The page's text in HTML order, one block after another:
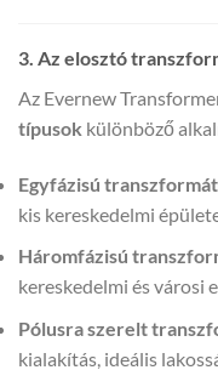
3. Az elosztó
Az Evernew
típusok különböző
Egyfázisú
kis kereskedelmi
Háromfázisú
kereskedelmi és városi
Pólusra szerelt
kialakítás, ideális